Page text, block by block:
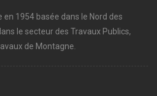
1954 basée dans le Nord des
le secteur des Travaux Publics,
de Montagne.